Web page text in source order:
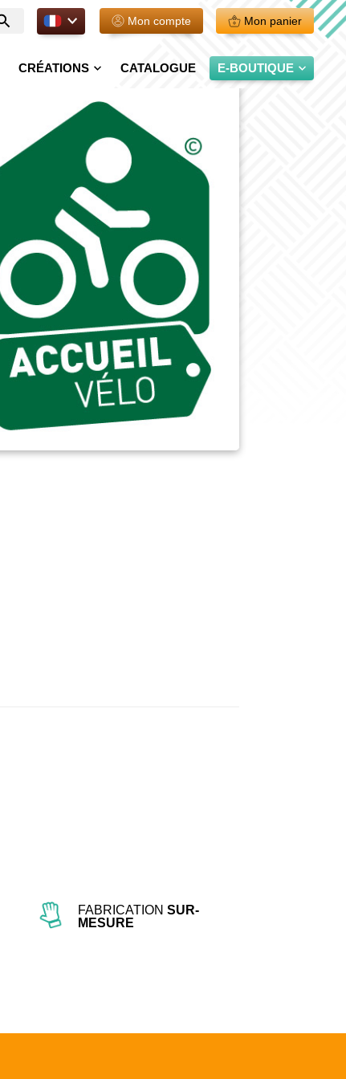
Entrer
votre
FR. Mon compte Mon panier
CRÉATIONS CATALOGUE E-BOUTIQUE
FABRICATION SUR-
MESURE